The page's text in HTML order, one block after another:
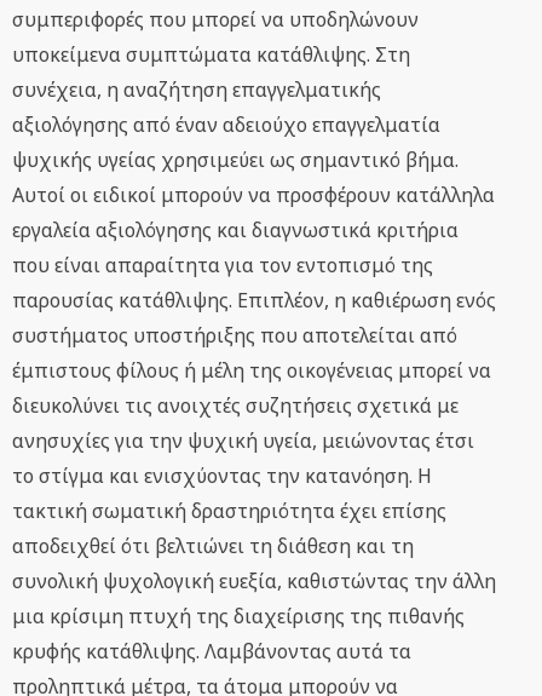
συμπεριφορές που μπορεί να υποδηλώνουν
υποκείμενα συμπτώματα κατάθλιψης. Στη
συνέχεια, η αναζήτηση επαγγελματικής
αξιολόγησης από έναν αδειούχο επαγγελματία
ψυχικής υγείας χρησιμεύει ως σημαντικό βήμα.
Αυτοί οι ειδικοί μπορούν να προσφέρουν κατάλληλα
εργαλεία αξιολόγησης και διαγνωστικά κριτήρια
που είναι απαραίτητα για τον εντοπισμό της
παρουσίας κατάθλιψης. Επιπλέον, η καθιέρωση ενός
συστήματος υποστήριξης που αποτελείται από
έμπιστους φίλους ή μέλη της οικογένειας μπορεί να
διευκολύνει τις ανοιχτές συζητήσεις σχετικά με
ανησυχίες για την ψυχική υγεία, μειώνοντας έτσι
το στίγμα και ενισχύοντας την κατανόηση. Η
τακτική σωματική δραστηριότητα έχει επίσης
αποδειχθεί ότι βελτιώνει τη διάθεση και τη
συνολική ψυχολογική ευεξία, καθιστώντας την άλλη
μια κρίσιμη πτυχή της διαχείρισης της πιθανής
κρυφής κατάθλιψης. Λαμβάνοντας αυτά τα
προληπτικά μέτρα, τα άτομα μπορούν να